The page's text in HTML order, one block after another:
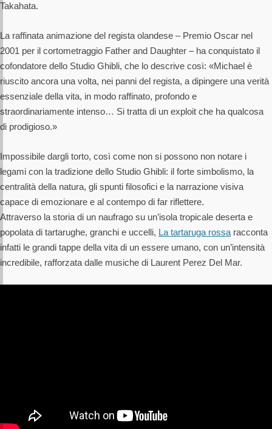
Takahata.
La raffinata animazione del regista olandese – Premio Oscar nel
2001 per il cortometraggio Father and Daughter – ha conquistato il
cofondatore dello Studio Ghibli, che lo descrive così: «Michael è
riuscito ancora una volta, nei panni del regista, a dipingere una verità
essenziale della vita, in modo raffinato, profondo e
straordinariamente intenso… Si tratta di un exploit che ha qualcosa
di prodigioso.»
Impossibile dargli torto, così come non si possono non notare i
legami con la tradizione dello Studio Ghibli: il forte simbolismo, la
centralità della natura, gli spunti filosofici e la narrazione visiva
capace di emozionare e al contempo di far riflettere.
Attraverso la storia di un naufrago su un’isola tropicale deserta e
popolata di tartarughe, granchi e uccelli, La tartaruga rossa racconta
infatti le grandi tappe della vita di un essere umano, con un’intensità
incredibile, rafforzata dalle musiche di Laurent Perez Del Mar.